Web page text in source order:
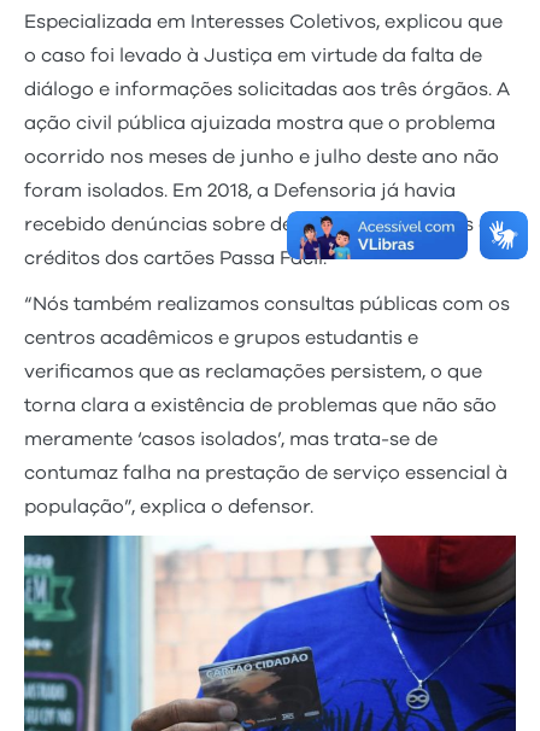
Especializada em Interesses Coletivos, explicou que
o caso foi levado à Justiça em virtude da falta de
diálogo e informações solicitadas aos três órgãos. A
ação civil pública ajuizada mostra que o problema
ocorrido nos meses de junho e julho deste ano não
foram isolados. Em 2018, a Defensoria já havia
recebido denúncias sobre descontos irregulares de
créditos dos cartões Passa Fácil.
“Nós também realizamos consultas públicas com os
centros acadêmicos e grupos estudantis e
verificamos que as reclamações persistem, o que
torna clara a existência de problemas que não são
meramente ‘casos isolados’, mas trata-se de
contumaz falha na prestação de serviço essencial à
população”, explica o defensor.